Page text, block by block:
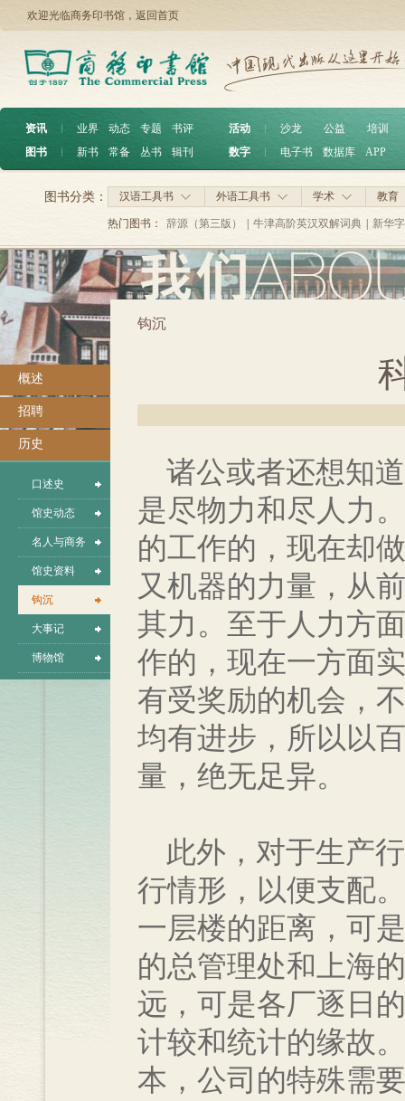
欢迎光临商务印书馆， 返回首页
资讯 ︱ 业界 动态 专题
书评
图书
︱ 新书 常备 丛书 辑刊
活动 沙龙 公益
培训
数字
电子书 数据库 APP
汉语工具书 外语工具书 学术 教育
图书分类：
热门图书： 辞源（第三版） 牛津高阶英汉双解词典 新华
概述
招聘
历史
口述史
馆史动态
名人与商务
馆史资料
钩沉
大事记
博物馆
钩沉
诸公或者还想知
是尽物力和尽人力
的工作的，现在却
又机器的力量，从
其力。至于人力方
作的，现在一方面
有受奖励的机会，
均有进步，所以以
量，绝无足异。
此外，对于生产
行情形，以便支配
一层楼的距离，可
的总管理处和上海
远，可是各厂逐日
计较和统计的缘故
本，公司的特殊需